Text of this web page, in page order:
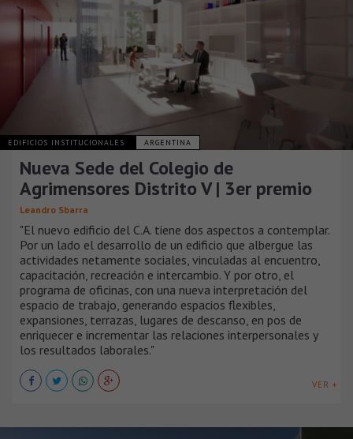
EDIFICIOS INSTITUCIONALES ARGENTINA
Nueva Sede del Colegio de
Agrimensores Distrito V | 3er premio
Leandro Sbarra
"El nuevo edificio del C.A. tiene dos aspectos a contemplar.
Por un lado el desarrollo de un edificio que albergue las
actividades netamente sociales, vinculadas al encuentro,
capacitación, recreación e intercambio. Y por otro, el
programa de oficinas, con una nueva interpretación del
espacio de trabajo, generando espacios flexibles,
expansiones, terrazas, lugares de descanso, en pos de
enriquecer e incrementar las relaciones interpersonales y
los resultados laborales."
VER +